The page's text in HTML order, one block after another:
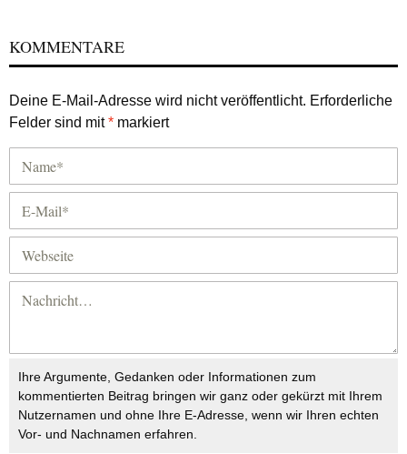
KOMMENTARE
Deine E-Mail-Adresse wird nicht veröffentlicht. Erforderliche
Felder sind mit* markiert
Ihre Argumente, Gedanken oder Informationen zum
kommentierten Beitrag bringen wir ganz oder gekürzt mit Ihrem
Nutzernamen und ohne Ihre E-Adresse, wenn wir Ihren echten
Vor- und Nachnamen erfahren.